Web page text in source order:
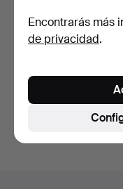
53 USD
También puedes
subastas concluidas.
Encontrarás más
de privacidad.